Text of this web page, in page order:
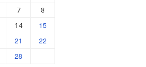
7
8
14 15
21
22
28